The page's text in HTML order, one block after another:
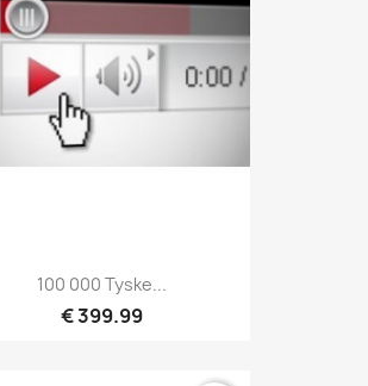
100 000 Tyske...
€ 399.99